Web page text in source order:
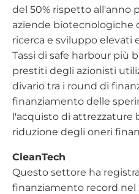
del 50% rispetto all'anno
aziende biotecnologiche
ricerca e sviluppo elevati
Tassi di safe harbour più
prestiti degli azionisti
divario tra i round di
finanziamento delle
l'acquisto di attrezzature
riduzione degli oneri
CleanTech
Questo settore ha
finanziamento record nel